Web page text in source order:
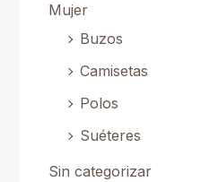
Mujer
Buzos
Camisetas
Polos
Suéteres
Sin categorizar